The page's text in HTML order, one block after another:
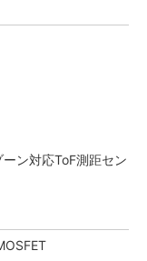
ーン対応ToF測距セン